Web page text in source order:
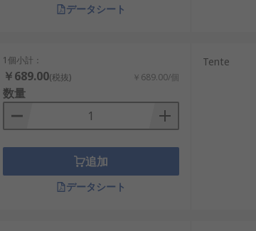
データシート
1個小計：
￥689.00(税抜) ￥689.00/個
数量
追加
データシート
Tente